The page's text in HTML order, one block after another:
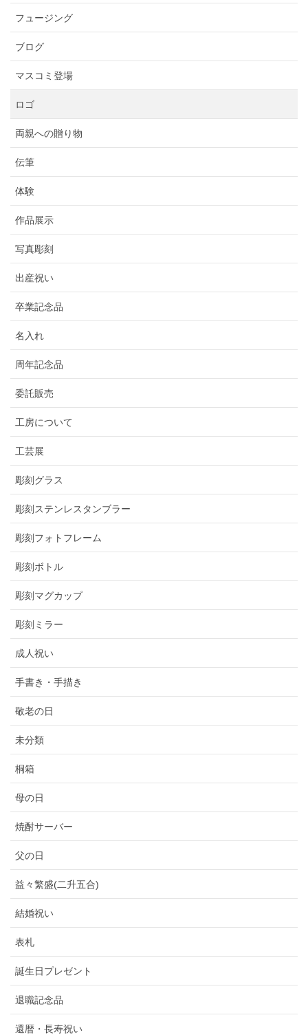
フュージング
ブログ
マスコミ登場
ロゴ
両親への贈り物
伝筆
体験
作品展示
写真彫刻
出産祝い
卒業記念品
名入れ
周年記念品
委託販売
工房について
工芸展
彫刻グラス
彫刻ステンレスタンブラー
彫刻フォトフレーム
彫刻ボトル
彫刻マグカップ
彫刻ミラー
成人祝い
手書き・手描き
敬老の日
未分類
桐箱
母の日
焼酎サーバー
父の日
益々繁盛(二升五合)
結婚祝い
表札
誕生日プレゼント
退職記念品
還暦・長寿祝い